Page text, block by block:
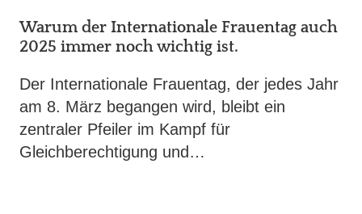
Warum der Internationale Frauentag auch
2025 immer noch wichtig ist.
Der Internationale Frauentag, der jedes Jahr
am 8. März begangen wird, bleibt ein
zentraler Pfeiler im Kampf für
Gleichberechtigung und…